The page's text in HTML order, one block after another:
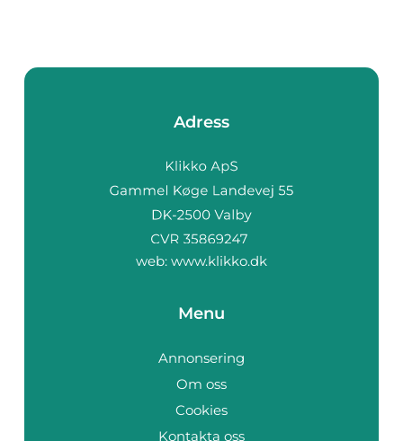
Adress
web: www.klikko.dk
Menu
Annonsering
Om oss
Cookies
Kontakta oss